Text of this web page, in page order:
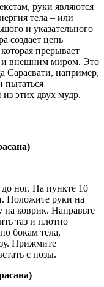
руки являются
тела – или
и указательного
создает цепь
прерывает
и внешним миром. Это
Сарасвати, например,
пытаться
этих двух мудр.
до ног. На пункте 10
Положите руки на
коврик. Направьте
таз и плотно
бокам тела,
Прижмите
с позы.